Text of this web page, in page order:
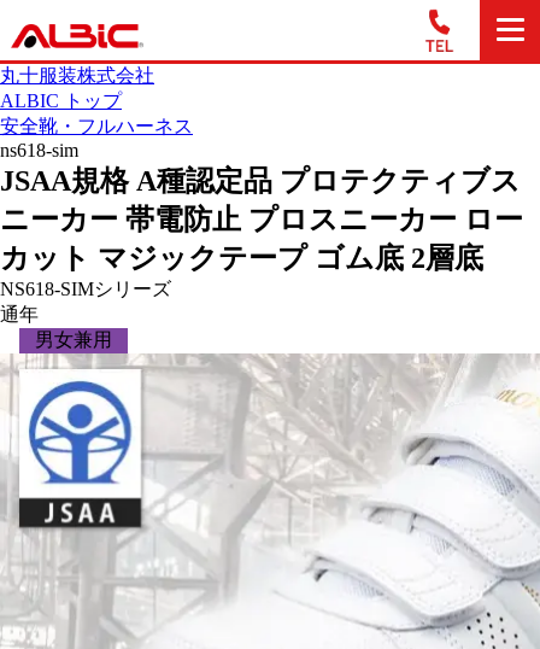
丸十服装株式会社
ALBIC トップ
安全靴・フルハーネス
ns618-sim
JSAA規格 A種認定品 プロテクティブス
ニーカー 帯電防止 プロスニーカー ロー
カット マジックテープ ゴム底 2層底
NS618-SIMシリーズ
通年
男女兼用